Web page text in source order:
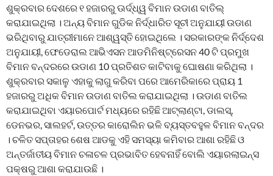
ଶୁକ୍ରବାର ଦେଶରେ ୧ ହଜାରରୁ ଊର୍ଦ୍ଧ୍ୱ ବିମାନ ଉଡାଣ ବାତିଲ୍
କରାଯାଇଥିଲା । ଅନ୍ୟ ବିମାନ ଗୁଡିକ ନିର୍ଦ୍ଧାରିତ ସୂଚୀ ଅନୁଯାୟୀ ଉଡାଣ
ଭରିଥିବାରୁ ଯାତ୍ରୀମାନେ ଆଶ୍ୱସ୍ତି ହୋଇଥିଲେ । ସରକାରଙ୍କ ନିର୍ଦ୍ଦେଶ
ଅନୁଯାୟୀ, ଫେଡେରାଲ ଆଭିଏସନ ଆଡମିନିଷ୍ଟ୍ରେସନ 40 ଟି ପ୍ରମୁଖ
ବିମାନ ବନ୍ଦରରେ ଉଡାଣ 10 ପ୍ରତିଶତ କାଟିବାକୁ ଘୋଷଣା କରିଥିଲା ।
ଶୁକ୍ରବାର ସକାଳୁ ଏହାକୁ ଲାଗୁ କରିବା ପରେ ଆମେରିକାରେ ପ୍ରାୟ 1
ହଜାରରୁ ଅଧିକ ବିମାନ ଉଡାଣ ବାତିଲ କରାଯାଇଥିଲା । ଉଡାଣ ବାତିଲ
କରାଯାଇଥିବା ଏୟାରପୋର୍ଟ ମଧ୍ୟରେ ରହିଛି ଆଟ୍ଲାଣ୍ଟା, ଡାଲସ୍,
ଡେନଭର, ସାଲହର୍ଟ, ଉତ୍ତର କାରୋଲିନ ଭଳି ବ୍ୟସ୍ତବହୁଳ ବିମାନ ବନ୍ଦର
। ଚଳିତ ସପ୍ତାହର ଶେଷ ଆଡକୁ ଏହି ସମସ୍ୟା କମିବାର ଆଶା ରହିଛି ଓ
ଅନ୍ତର୍ଜାତୀୟ ବିମାନ ଚଳାଚଳ ପ୍ରଭାବିତ ହେବନାହିଁ ବୋଲି ଏୟାରଲାଇନ୍ସ
ପକ୍ଷରୁ ଆଶା କରାଯାଉଛି ।